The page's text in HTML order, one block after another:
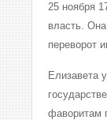
25 ноября
власть.
переворот
Елизавета
фаворитам